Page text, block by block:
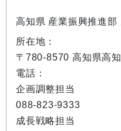
高知県 産業振興推進部
所在地：
〒780-8570 高知県高
電話：
企画調整担当
088-823-9333
成長戦略担当